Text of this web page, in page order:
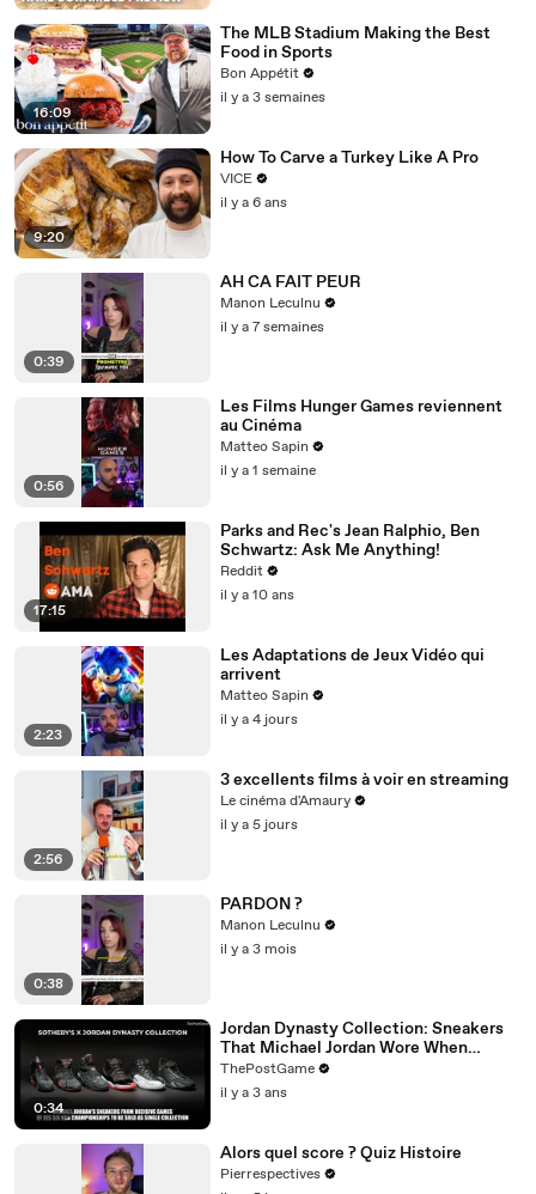
16:09
The MLB Stadium Making the Best
Food in Sports
Bon Appétit
il y a 3 semaines
9:20
How To Carve a Turkey Like A Pro
VICE
il y a 6 ans
0:39
AH CA FAIT PEUR
Manon Leculnu
il y a 7 semaines
0:56
Les Films Hunger Games reviennent
au Cinéma
Matteo Sapin
il y a 1 semaine
17:15
Parks and Rec's Jean Ralphio, Ben
Schwartz: Ask Me Anything!
Reddit
il y a 10 ans
2:23
Les Adaptations de Jeux Vidéo qui
arrivent
Matteo Sapin
il y a 4 jours
2:56
3 excellents films à voir en streaming
Le cinéma d'Amaury
il y a 5 jours
0:38
PARDON ?
Manon Leculnu
il y a 3 mois
0:34
Jordan Dynasty Collection: Sneakers
That Michael Jordan Wore When
Winning Six NBA Titles
ThePostGame
il y a 3 ans
Alors quel score ? Quiz Histoire
Pierrespectives